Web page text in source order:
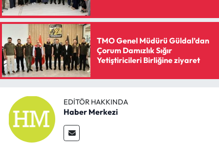
TMO Genel Müdürü Güldal’dan
Çorum Damızlık Sığır
Yetiştiricileri Birliğine ziyaret
EDITÖR HAKKINDA
Haber Merkezi